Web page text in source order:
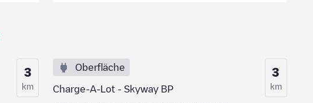
3
km
Oberfläche
Charge-A-Lot - Skyway BP
3
km